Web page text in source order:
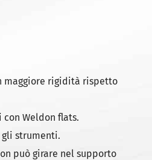
maggiore rigidità rispetto
Weldon flats.
gli strumenti.
può girare nel supporto